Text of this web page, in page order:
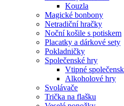
Kouzla
Magické bonbony
Netradiční hračky
Noční košile s potiskem
Placatky a dárkové sety
Pokladničky
Společenské hry
Vtipné
Alkoholové hry
Svolávače
Trička na flašku